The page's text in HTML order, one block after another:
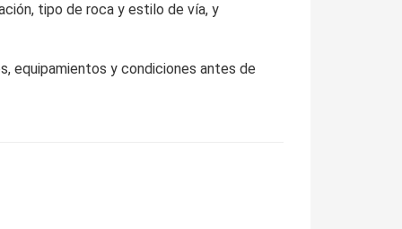
tipo de roca y estilo de vía, y
equipamientos y condiciones antes de